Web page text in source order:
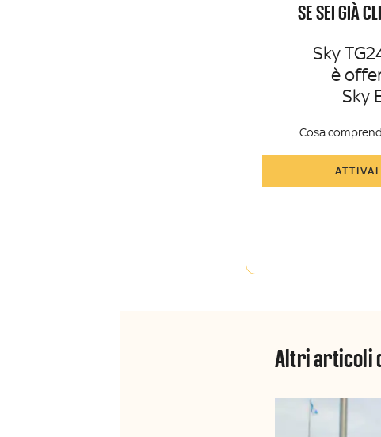
SE SEI GIÀ
Sky
è
Sky
Cosa
Sky Sport Insider
Altri articoli